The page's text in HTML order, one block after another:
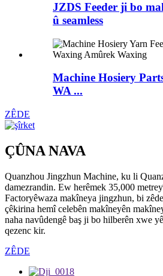
JZDS Feeder ji bo
û seamless
Machine Hosiery
WA ...
ZÊDE
ÇÛNA NAVA
Quanzhou Jingzhun Machine, ku li
damezrandin. Ew herêmek 35,000
Factoryêwaza makîneya jingzhun, bi
çêkirina hemî celebên makîneyên
naha navûdengê baş ji bo hilberên xwe
qezenc kir.
ZÊDE